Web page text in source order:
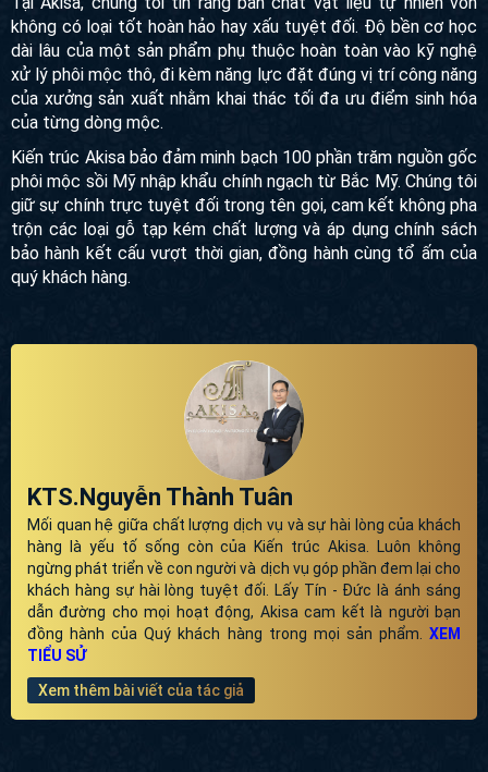
không có loại tốt hoàn hảo hay xấu tuyệt đối. Độ bền cơ học
dài lâu của một sản phẩm phụ thuộc hoàn toàn vào kỹ nghệ
xử lý phôi mộc thô, đi kèm năng lực đặt đúng vị trí công năng
của xưởng sản xuất nhằm khai thác tối đa ưu điểm sinh hóa
của từng dòng mộc.
Kiến trúc Akisa bảo đảm minh bạch 100 phần trăm nguồn gốc
phôi mộc sồi Mỹ nhập khẩu chính ngạch từ Bắc Mỹ. Chúng tôi
giữ sự chính trực tuyệt đối trong tên gọi, cam kết không pha
trộn các loại gỗ tạp kém chất lượng và áp dụng chính sách
bảo hành kết cấu vượt thời gian, đồng hành cùng tổ ấm của
quý khách hàng.
KTS.Nguyễn Thành Tuân
Mối quan hệ giữa chất lượng dịch vụ và sự hài lòng của khách
hàng là yếu tố sống còn của Kiến trúc Akisa. Luôn không
ngừng phát triển về con người và dịch vụ góp phần đem lại cho
khách hàng sự hài lòng tuyệt đối. Lấy Tín - Đức là ánh sáng
dẫn đường cho mọi hoạt động, Akisa cam kết là người bạn
đồng hành của Quý khách hàng trong mọi sản phẩm. XEM
TIỂU SỬ
Xem thêm bài viết của tác giả